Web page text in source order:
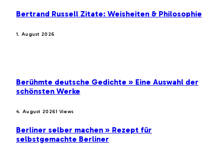
Bertrand Russell Zitate: Weisheiten & Philosophie
1. August 2026
Berühmte deutsche Gedichte » Eine Auswahl der
schönsten Werke
4. August 20261 Views
Berliner selber machen » Rezept für
selbstgemachte Berliner